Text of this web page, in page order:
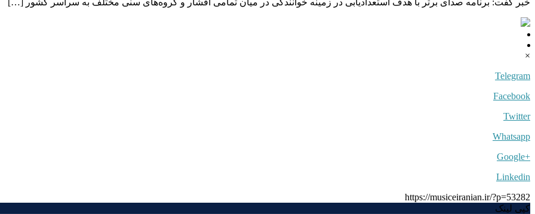
×
Telegram
Facebook
Twitter
Whatsapp
+Google
Linkedin
https://musiceiranian.ir/?p=53282
کپی لینک